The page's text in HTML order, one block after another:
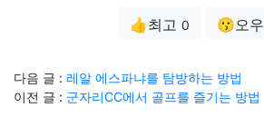
👍최고 0 😗오우
다음 글 : 레알 에스파냐를 탐방하는 방법
이전 글 : 군자리CC에서 골프를 즐기는 방법